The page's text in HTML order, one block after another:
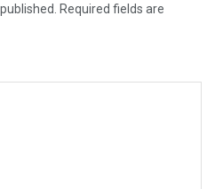
Required fields are